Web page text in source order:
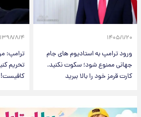
۱۴۰۵/۱/۲۰
ورود ترامپ به استادیوم های جام
جهانی ممنوع شود؛ سکوت نکنید.
کارت قرمز خود را بالا ببرید
۱۳۹۸/۸/۴
ترامپ:
تحریم
کافیست!